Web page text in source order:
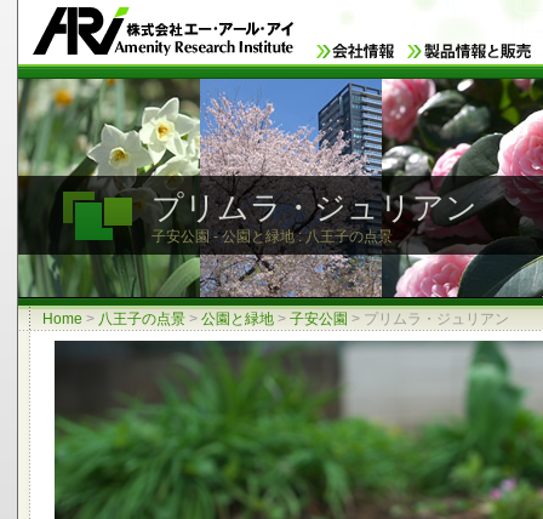
プリムラ・ジュリアン
子安公園 - 公園と緑地 : 八王子の点景
Home > 八王子の点景 > 公園と緑地 > 子安公園 > プリムラ・ジュリアン